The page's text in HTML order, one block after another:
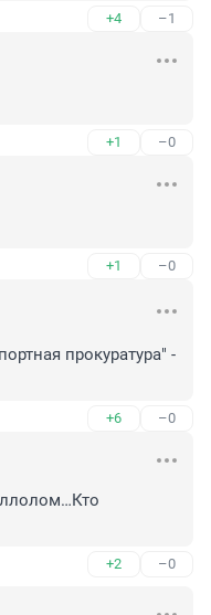
+4 –1
+1 –0
+1 –0
прокуратура" -
+6 –0
+2 –0